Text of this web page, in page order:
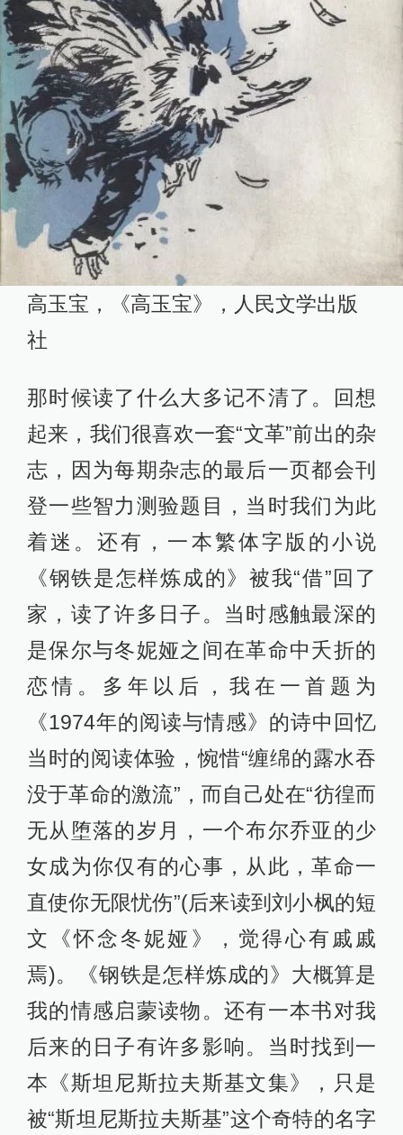
高玉宝，《高玉宝》，人民文学出版
社
那时候读了什么大多记不清了。回想
起来，我们很喜欢一套“文革”前出的杂
志，因为每期杂志的最后一页都会刊
登一些智力测验题目，当时我们为此
着迷。还有，一本繁体字版的小说
《钢铁是怎样炼成的》被我“借”回了
家，读了许多日子。当时感触最深的
是保尔与冬妮娅之间在革命中夭折的
恋情。多年以后，我在一首题为
《1974年的阅读与情感》的诗中回忆
当时的阅读体验，惋惜“缠绵的露水吞
没于革命的激流”，而自己处在“彷徨而
无从堕落的岁月，一个布尔乔亚的少
女成为你仅有的心事，从此，革命一
直使你无限忧伤”(后来读到刘小枫的短
文《怀念冬妮娅》，觉得心有戚戚
焉)。《钢铁是怎样炼成的》大概算是
我的情感启蒙读物。还有一本书对我
后来的日子有许多影响。当时找到一
本《斯坦尼斯拉夫斯基文集》，只是
被“斯坦尼斯拉夫斯基”这个奇特的名字